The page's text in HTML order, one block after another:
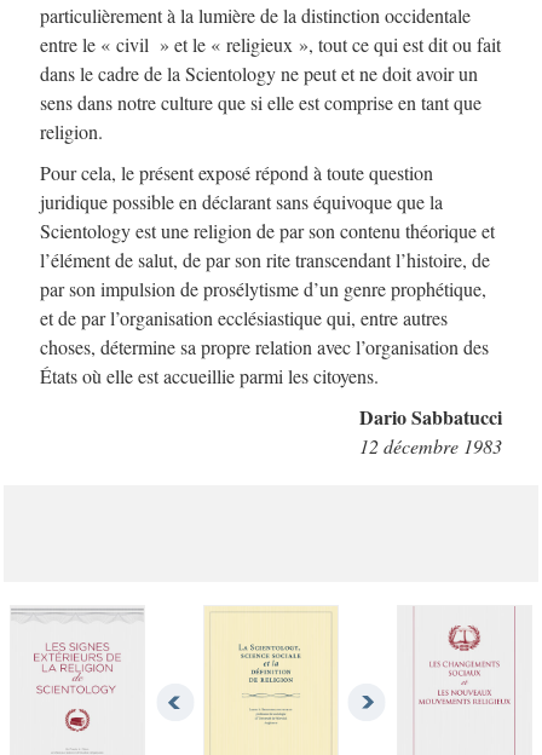
particulièrement à la lumière de la distinction occidentale
entre le « civil » et le « religieux », tout ce qui est dit ou fait
dans le cadre de la Scientology ne peut et ne doit avoir un
sens dans notre culture que si elle est comprise en tant que
religion.
Pour cela, le présent exposé répond à toute question
juridique possible en déclarant sans équivoque que la
Scientology est une religion de par son contenu théorique et
l’élément de salut, de par son rite transcendant l’histoire, de
par son impulsion de prosélytisme d’un genre prophétique,
et de par l’organisation ecclésiastique qui, entre autres
choses, détermine sa propre relation avec l’organisation des
États où elle est accueillie parmi les citoyens.
Dario Sabbatucci
12 décembre 1983